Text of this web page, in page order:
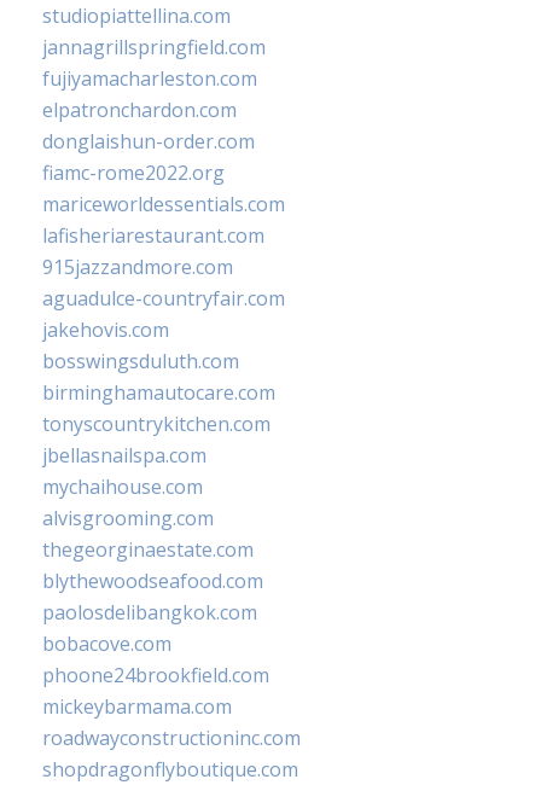
studiopiattellina.com
jannagrillspringfield.com
fujiyamacharleston.com
elpatronchardon.com
donglaishun-order.com
fiamc-rome2022.org
mariceworldessentials.com
lafisheriarestaurant.com
915jazzandmore.com
aguadulce-countryfair.com
jakehovis.com
bosswingsduluth.com
birminghamautocare.com
tonyscountrykitchen.com
jbellasnailspa.com
mychaihouse.com
alvisgrooming.com
thegeorginaestate.com
blythewoodseafood.com
paolosdelibangkok.com
bobacove.com
phoone24brookfield.com
mickeybarmama.com
roadwayconstructioninc.com
shopdragonflyboutique.com